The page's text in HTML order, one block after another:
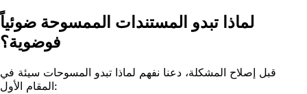
لماذا تبدو المستندات الممسوحة ضوئياً
فوضوية؟
قبل إصلاح المشكلة، دعنا نفهم لماذا تبدو المسوحات سيئة في
المقام الأول: